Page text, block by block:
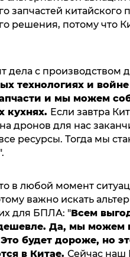
запчастей китайского
решения, потому что
дела с производством
технологиях и
и мы можем
кухнях. Если завтра
дронов для нас
ресурсы. Тогда мы
в любой момент
важно искать
для БПЛА: "Всем
Да, мы можем
будет дороже, но
в Китае. Сейчас